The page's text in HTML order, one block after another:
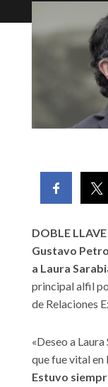
DOBLE LLAVE
Gustavo
a Laura
principal alfil
de Relaciones
«Deseo a
que fue vital en
Estuvo